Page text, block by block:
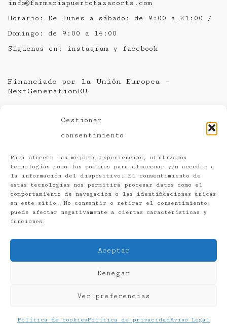
Gestionar
consentimiento
Para ofrecer las mejores experiencias, utilizamos
tecnologías como las cookies para almacenar y/o acceder a
la información del dispositivo. El consentimiento de
estas tecnologías nos permitirá procesar datos como el
comportamiento de navegación o las identificaciones únicas
en este sitio. No consentir o retirar el consentimiento,
puede afectar negativamente a ciertas características y
funciones.
Aceptar
Denegar
Ver preferencias
Política de cookiesPolítica de privacidadAviso Legal
info@farmaciapuertotazacorte.com
Horario: De lunes a sábado: de 9:00 a 21:00 /
Domingo: de 9:00 a 14:00
Síguenos en:
instagram y facebook
Financiado por la Unión Europea –
NextGenerationEU
Aviso Legal
Política de privacidad